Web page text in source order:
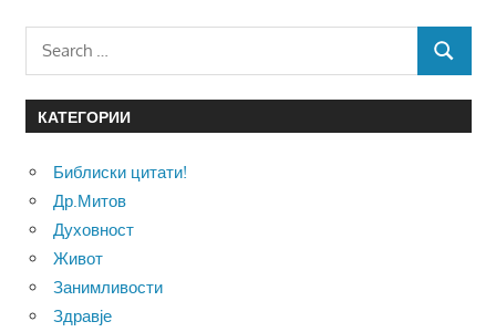
Search
SEARCH
КАТЕГОРИИ
Библиски цитати!
Др.Митов
Духовност
Живот
Занимливости
Здравје